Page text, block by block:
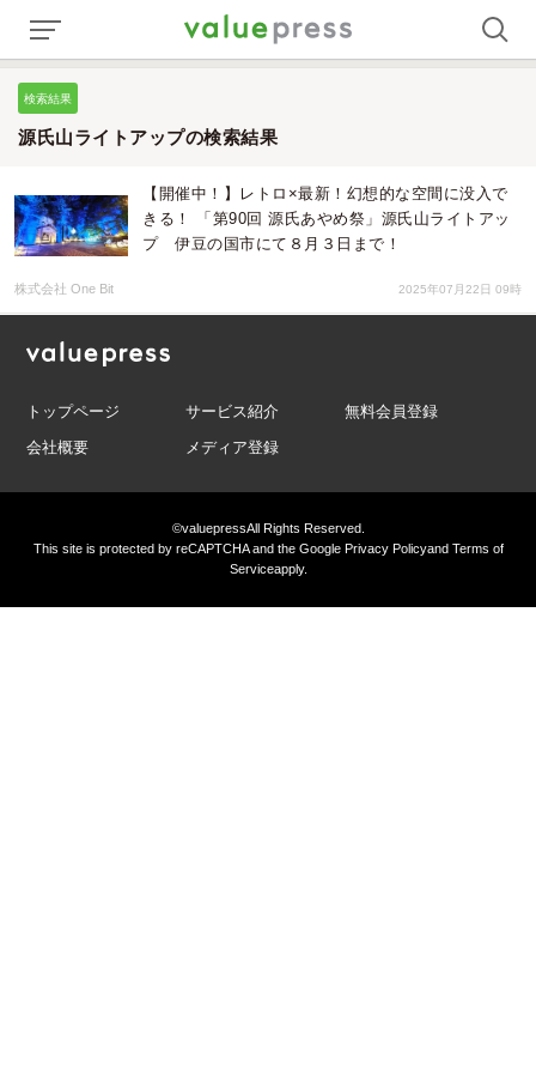
検索結果
源氏山ライトアップの検索結果
【開催中！】レトロ×最新！幻想的な空間に没入で
きる！ 「第90回 源氏あやめ祭」源氏山ライトアッ
プ 伊豆の国市にて８月３日まで！
株式会社 One Bit 2025年07月22日 09時
トップページ サービス紹介
無料会員登録
会社概要
メディア登録
©valuepressAll Rights Reserved.
This site is protected by reCAPTCHA and the GooglePrivacy Policyand Terms of
Serviceapply.